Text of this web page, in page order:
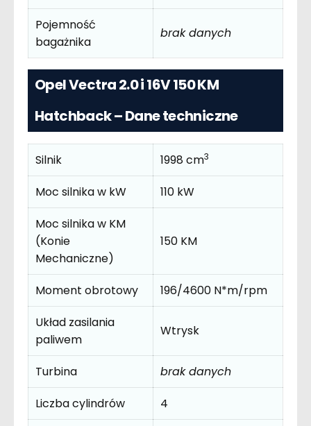
Pojemność
bagażnika
brak danych
Opel Vectra 2.0 i 16V 150 KM
Hatchback – Dane techniczne
Silnik 1998 cm3
Moc silnika w kW
110 kW
Moc silnika w KM
(Konie
Mechaniczne)
150 KM
Moment obrotowy
196/4600 N*m/rpm
Układ zasilania
paliwem
Wtrysk
Turbina
brak danych
Liczba cylindrów
4